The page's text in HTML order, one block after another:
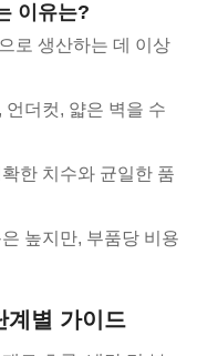
이유는?
로 생산하는 데 이상
언더컷, 얇은 벽을 수
한 치수와 균일한 품
높지만, 부품당 비용
계별 가이드